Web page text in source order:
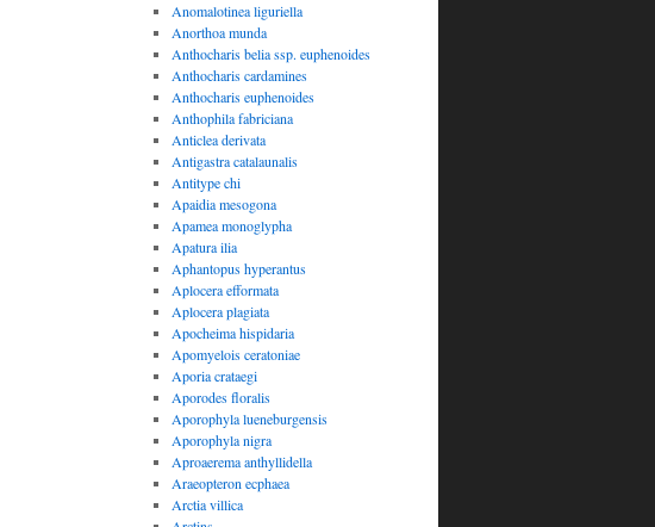
Anomalotinea liguriella
Anorthoa munda
Anthocharis belia ssp. euphenoides
Anthocharis cardamines
Anthocharis euphenoides
Anthophila fabriciana
Anticlea derivata
Antigastra catalaunalis
Antitype chi
Apaidia mesogona
Apamea monoglypha
Apatura ilia
Aphantopus hyperantus
Aplocera efformata
Aplocera plagiata
Apocheima hispidaria
Apomyelois ceratoniae
Aporia crataegi
Aporodes floralis
Aporophyla lueneburgensis
Aporophyla nigra
Aproaerema anthyllidella
Araeopteron ecphaea
Arctia villica